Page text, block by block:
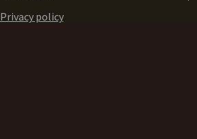
Privacy policy